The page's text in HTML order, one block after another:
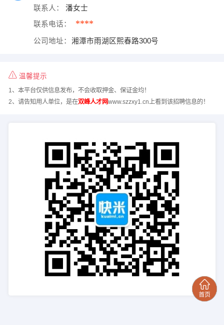
联系人： 潘女士
联系电话： ****
公司地址： 湘潭市雨湖区熙春路300号
温馨提示
1、本平台仅供信息发布，不会收取押金、保证金均！
2、请告知用人单位，是在双峰人才网www.szzxy1.cn上看到该招聘信息的！